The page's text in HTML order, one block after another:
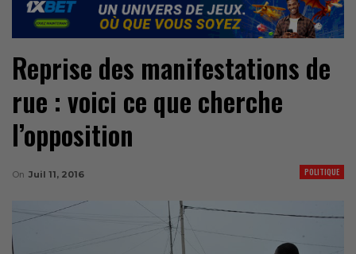
Reprise des manifestations de
rue : voici ce que cherche
l’opposition
POLITIQUE
On Juil 11, 2016